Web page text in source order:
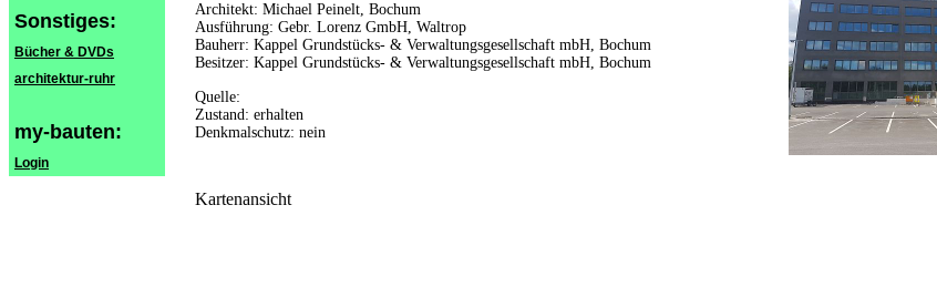
Sonstiges:
Bücher & DVDs
architektur-ruhr
my-bauten:
Login
Architekt: Michael Peinelt, Bochum
Ausführung: Gebr. Lorenz GmbH, Waltrop
Bauherr: Kappel Grundstücks- & Verwaltungsgesellschaft mbH, Bochum
Besitzer: Kappel Grundstücks- & Verwaltungsgesellschaft mbH, Bochum
Quelle:
Zustand: erhalten
Denkmalschutz: nein
Kartenansicht